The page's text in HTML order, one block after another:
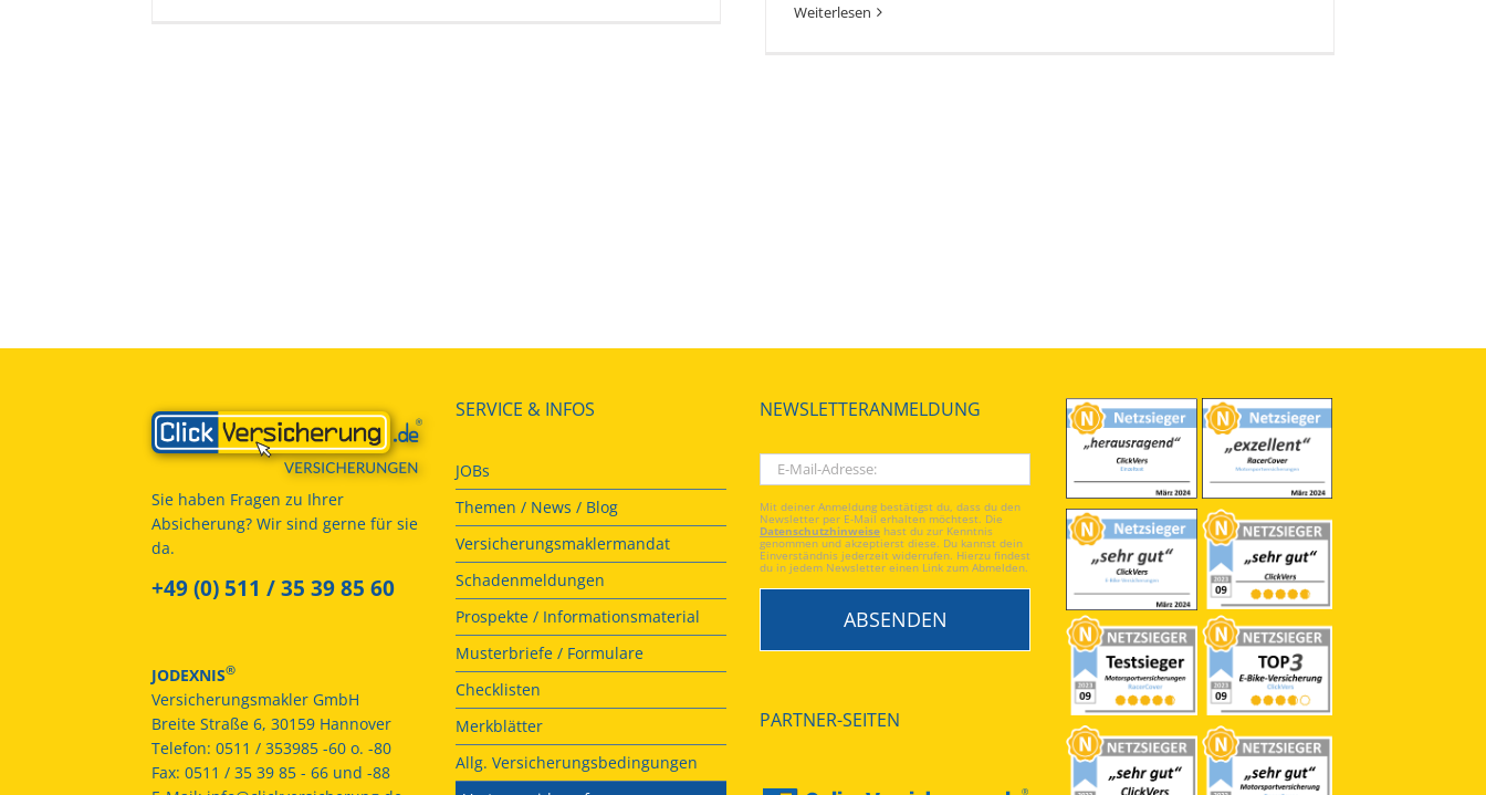
Weiterlesen
Sie haben Fragen zu Ihrer
Absicherung? Wir sind gerne für sie
da.
+49 (0) 511 / 35 39 85 60
JODEXNIS®
Versicherungsmakler GmbH
Breite Straße 6, 30159 Hannover
Telefon: 0511 / 353985 -60 o. -80
Fax: 0511 / 35 39 85 - 66 und -88
SERVICE & INFOS
JOBs
Themen / News / Blog
Versicherungsmaklermandat
Schadenmeldungen
Prospekte / Informationsmaterial
Musterbriefe / Formulare
Checklisten
Merkblätter
Allg. Versicherungsbedingungen
NEWSLETTERANMELDUNG
Mit deiner Anmeldung bestätigst du, dass du den
Newsletter per E-Mail erhalten möchtest. Die
Datenschutzhinweise hast du zur Kenntnis
genommen und akzeptierst diese. Du kannst dein
Einverständnis jederzeit widerrufen. Hierzu findest
du in jedem Newsletter einen Link zum Abmelden.
PARTNER-SEITEN